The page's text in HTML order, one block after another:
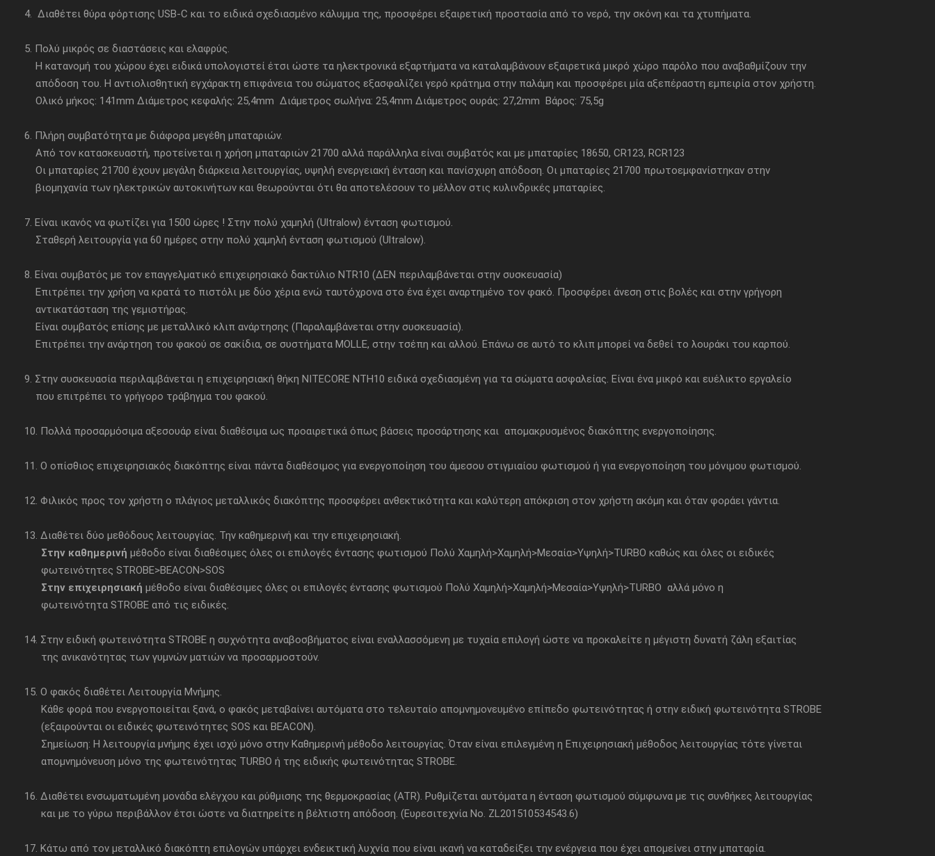
4. Διαθέτει θύρα φόρτισης USB-C και το ειδικά σχεδιασμένο κάλυμμα της, προσφέρει εξαιρετική προστασία από το νερό, την σκόνη και τα χτυπήματα.
5. Πολύ μικρός σε διαστάσεις και ελαφρύς.
Η κατανομή του χώρου έχει ειδικά υπολογιστεί έτσι ώστε τα ηλεκτρονικά εξαρτήματα να καταλαμβάνουν εξαιρετικά μικρό χώρο παρόλο που αναβαθμίζουν την
απόδοση του. Η αντιολισθητική εγχάρακτη επιφάνεια του σώματος εξασφαλίζει γερό κράτημα στην παλάμη και προσφέρει μία αξεπέραστη εμπειρία στον χρήστη.
Ολικό μήκος: 141mm Διάμετρος κεφαλής: 25,4mm Διάμετρος σωλήνα: 25,4mm Διάμετρος ουράς: 27,2mm Βάρος: 75,5g
6. Πλήρη συμβατότητα με διάφορα μεγέθη μπαταριών.
Από τον κατασκευαστή, προτείνεται η χρήση μπαταριών 21700 αλλά παράλληλα είναι συμβατός και με μπαταρίες 18650, CR123, RCR123
Οι μπαταρίες 21700 έχουν μεγάλη διάρκεια λειτουργίας, υψηλή ενεργειακή ένταση και πανίσχυρη απόδοση. Οι μπαταρίες 21700 πρωτοεμφανίστηκαν στην
βιομηχανία των ηλεκτρικών αυτοκινήτων και θεωρούνται ότι θα αποτελέσουν το μέλλον στις κυλινδρικές μπαταρίες.
7. Είναι ικανός να φωτίζει για 1500 ώρες ! Στην πολύ χαμηλή (Ultralow) ένταση φωτισμού.
Σταθερή λειτουργία για 60 ημέρες στην πολύ χαμηλή ένταση φωτισμού (Ultralow).
8. Είναι συμβατός με τον επαγγελματικό επιχειρησιακό δακτύλιο NTR10 (ΔΕΝ περιλαμβάνεται στην συσκευασία)
Επιτρέπει την χρήση να κρατά το πιστόλι με δύο χέρια ενώ ταυτόχρονα στο ένα έχει αναρτημένο τον φακό. Προσφέρει άνεση στις βολές και στην γρήγορη
αντικατάσταση της γεμιστήρας.
Είναι συμβατός επίσης με μεταλλικό κλιπ ανάρτησης (Παραλαμβάνεται στην συσκευασία).
Επιτρέπει την ανάρτηση του φακού σε σακίδια, σε συστήματα MOLLE, στην τσέπη και αλλού. Επάνω σε αυτό το κλιπ μπορεί να δεθεί το λουράκι του καρπού.
9. Στην συσκευασία περιλαμβάνεται η επιχειρησιακή θήκη NITECORE NTH10 ειδικά σχεδιασμένη για τα σώματα ασφαλείας. Είναι ένα μικρό και ευέλικτο εργαλείο
που επιτρέπει το γρήγορο τράβηγμα του φακού.
10. Πολλά προσαρμόσιμα αξεσουάρ είναι διαθέσιμα ως προαιρετικά όπως βάσεις προσάρτησης και απομακρυσμένος διακόπτης ενεργοποίησης.
11. Ο οπίσθιος επιχειρησιακός διακόπτης είναι πάντα διαθέσιμος για ενεργοποίηση του άμεσου στιγμιαίου φωτισμού ή για ενεργοποίηση του μόνιμου φωτισμού.
12. Φιλικός προς τον χρήστη ο πλάγιος μεταλλικός διακόπτης προσφέρει ανθεκτικότητα και καλύτερη απόκριση στον χρήστη ακόμη και όταν φοράει γάντια.
13. Διαθέτει δύο μεθόδους λειτουργίας. Την καθημερινή και την επιχειρησιακή.
Στην καθημερινή μέθοδο είναι διαθέσιμες όλες οι επιλογές έντασης φωτισμού Πολύ Χαμηλή>Χαμηλή>Μεσαία>Υψηλή>TURBO καθώς και όλες οι ειδικές
φωτεινότητες STROBE>BEACON>SOS
Στην επιχειρησιακή μέθοδο είναι διαθέσιμες όλες οι επιλογές έντασης φωτισμού Πολύ Χαμηλή>Χαμηλή>Μεσαία>Υψηλή>TURBO αλλά μόνο η
φωτεινότητα STROBE από τις ειδικές.
14. Στην ειδική φωτεινότητα STROBE η συχνότητα αναβοσβήματος είναι εναλλασσόμενη με τυχαία επιλογή ώστε να προκαλείτε η μέγιστη δυνατή ζάλη εξαιτίας
της ανικανότητας των γυμνών ματιών να προσαρμοστούν.
15. Ο φακός διαθέτει Λειτουργία Μνήμης.
Κάθε φορά που ενεργοποιείται ξανά, ο φακός μεταβαίνει αυτόματα στο τελευταίο απομνημονευμένο επίπεδο φωτεινότητας ή στην ειδική φωτεινότητα STROBE
(εξαιρούνται οι ειδικές φωτεινότητες SOS και BEACON).
Σημείωση: Η λειτουργία μνήμης έχει ισχύ μόνο στην Καθημερινή μέθοδο λειτουργίας. Όταν είναι επιλεγμένη η Επιχειρησιακή μέθοδος λειτουργίας τότε γίνεται
απομνημόνευση μόνο της φωτεινότητας TURBO ή της ειδικής φωτεινότητας STROBE.
16. Διαθέτει ενσωματωμένη μονάδα ελέγχου και ρύθμισης της θερμοκρασίας (ATR). Ρυθμίζεται αυτόματα η ένταση φωτισμού σύμφωνα με τις συνθήκες λειτουργίας
και με το γύρω περιβάλλον έτσι ώστε να διατηρείτε η βέλτιστη απόδοση. (Ευρεσιτεχνία No. ZL201510534543.6)
17. Κάτω από τον μεταλλικό διακόπτη επιλογών υπάρχει ενδεικτική λυχνία που είναι ικανή να καταδείξει την ενέργεια που έχει απομείνει στην μπαταρία.